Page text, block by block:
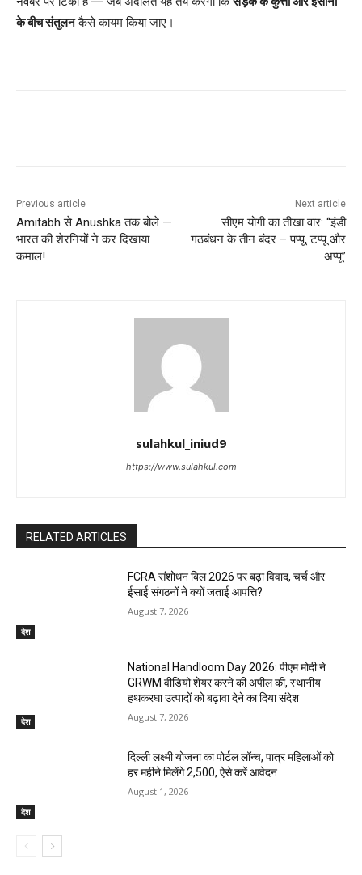
के बीच संतुलनकैसे कायम किया जाए।
Previous article
Amitabh से Anushka तक बोले —
भारत की शेरनियों ने कर दिखाया
कमाल!
Next article
सीएम योगी का तीखा वार: “इंडी
गठबंधन के तीन बंदर – पप्पू, टप्पू और
अप्पू”
sulahkul_iniud9
https://www.sulahkul.com
RELATED ARTICLES
देश
FCRA संशोधन बिल 2026 पर बढ़ा विवाद, चर्च और
ईसाई संगठनों ने क्यों जताई आपत्ति?
August 7, 2026
देश
National Handloom Day 2026: पीएम मोदी ने
GRWM वीडियो शेयर करने की अपील की, स्थानीय
हथकरघा उत्पादों को बढ़ावा देने का दिया संदेश
August 7, 2026
देश
दिल्ली लक्ष्मी योजना का पोर्टल लॉन्च, पात्र महिलाओं को
हर महीने मिलेंगे ₹2,500, ऐसे करें आवेदन
August 1, 2026